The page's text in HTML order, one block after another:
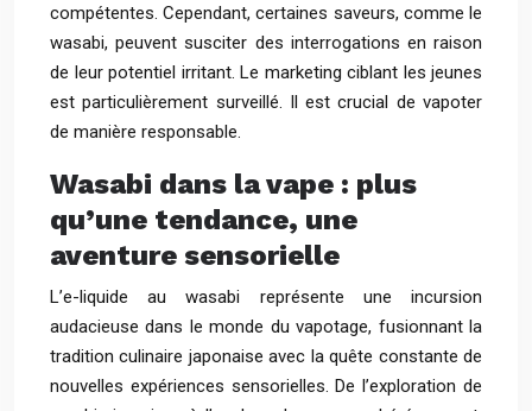
compétentes. Cependant, certaines saveurs, comme le
wasabi, peuvent susciter des interrogations en raison
de leur potentiel irritant. Le marketing ciblant les jeunes
est particulièrement surveillé. Il est crucial de vapoter
de manière responsable.
Wasabi dans la vape : plus
qu’une tendance, une
aventure sensorielle
L’e-liquide au wasabi représente une incursion
audacieuse dans le monde du vapotage, fusionnant la
tradition culinaire japonaise avec la quête constante de
nouvelles expériences sensorielles. De l’exploration de